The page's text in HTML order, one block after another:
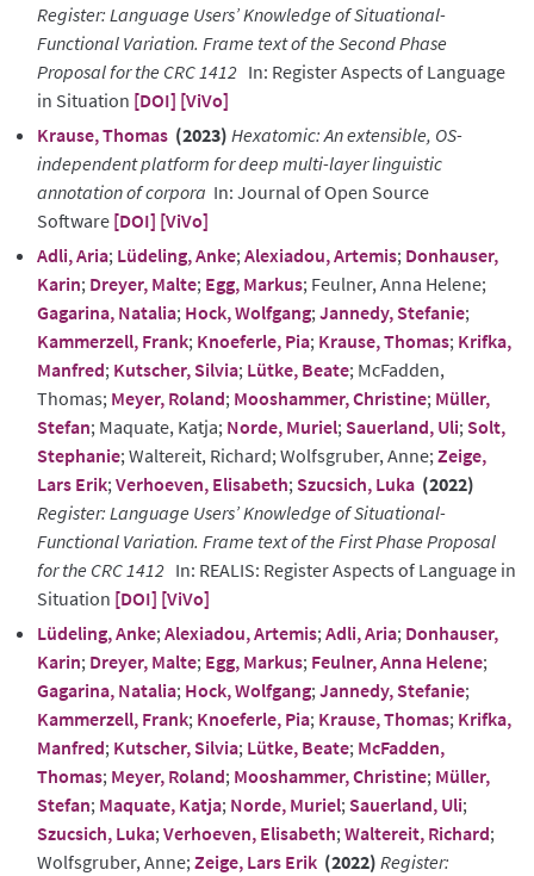
Register: Language Users’ Knowledge of Situational-
Functional Variation. Frame text of the Second Phase
Proposal for the CRC 1412 In: Register Aspects of Language
in Situation [DOI] [ViVo]
Krause, Thomas (2023) Hexatomic: An extensible, OS-
independent platform for deep multi-layer linguistic
annotation of corpora In: Journal of Open Source
Software [DOI] [ViVo]
Adli, Aria; Lüdeling, Anke;Alexiadou, Artemis; Donhauser,
Karin; Dreyer, Malte; Egg, Markus; Feulner, Anna Helene;
Gagarina, Natalia; Hock, Wolfgang;Jannedy, Stefanie;
Kammerzell, Frank; Knoeferle, Pia; Krause, Thomas; Krifka,
Manfred; Kutscher, Silvia; Lütke, Beate; McFadden,
Thomas; Meyer, Roland; Mooshammer, Christine; Müller,
Stefan; Maquate, Katja; Norde, Muriel;Sauerland, Uli;Solt,
Stephanie; Waltereit, Richard; Wolfsgruber, Anne;Zeige,
Lars Erik;Verhoeven, Elisabeth;Szucsich, Luka (2022)
Register: Language Users’ Knowledge of Situational-
Functional Variation. Frame text of the First Phase Proposal
for the CRC 1412 In: REALIS: Register Aspects of Language in
Situation [DOI] [ViVo]
Lüdeling, Anke;Alexiadou, Artemis;Adli, Aria; Donhauser,
Karin; Dreyer, Malte; Egg, Markus; Feulner, Anna Helene;
Gagarina, Natalia; Hock, Wolfgang;Jannedy, Stefanie;
Kammerzell, Frank; Knoeferle, Pia; Krause, Thomas; Krifka,
Manfred; Kutscher, Silvia; Lütke, Beate; McFadden,
Thomas; Meyer, Roland; Mooshammer, Christine; Müller,
Stefan; Maquate, Katja; Norde, Muriel;Sauerland, Uli;
Szucsich, Luka;Verhoeven, Elisabeth;Waltereit, Richard;
Wolfsgruber, Anne;Zeige, Lars Erik (2022) Register: